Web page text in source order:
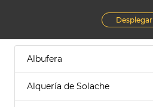
Desplegar
Albufera
Alquería de Solache